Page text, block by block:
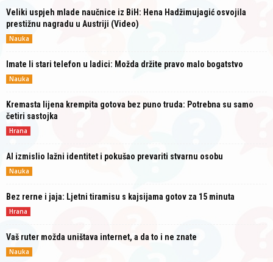
Veliki uspjeh mlade naučnice iz BiH: Hena Hadžimujagić osvojila
prestižnu nagradu u Austriji (Video)
Nauka
Imate li stari telefon u ladici: Možda držite pravo malo bogatstvo
Nauka
Kremasta lijena krempita gotova bez puno truda: Potrebna su samo
četiri sastojka
Hrana
AI izmislio lažni identitet i pokušao prevariti stvarnu osobu
Nauka
Bez rerne i jaja: Ljetni tiramisu s kajsijama gotov za 15 minuta
Hrana
Vaš ruter možda uništava internet, a da to i ne znate
Nauka